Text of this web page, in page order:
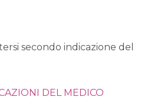
secondo indicazione del
DEL MEDICO